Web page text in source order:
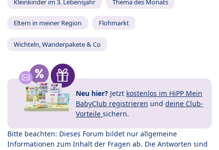
Kleinkinder im 3. Lebensjahr Thema des Monats
Eltern in meiner Region Flohmarkt
Wichteln, Wanderpakete & Co
Neu hier? Jetzt kostenlos im HiPP Mein
BabyClub registrieren und deine Club-
Vorteile sichern.
Bitte beachten: Dieses Forum bildet nur allgemeine
Informationen zum Inhalt der Fragen ab. Die Antworten sind